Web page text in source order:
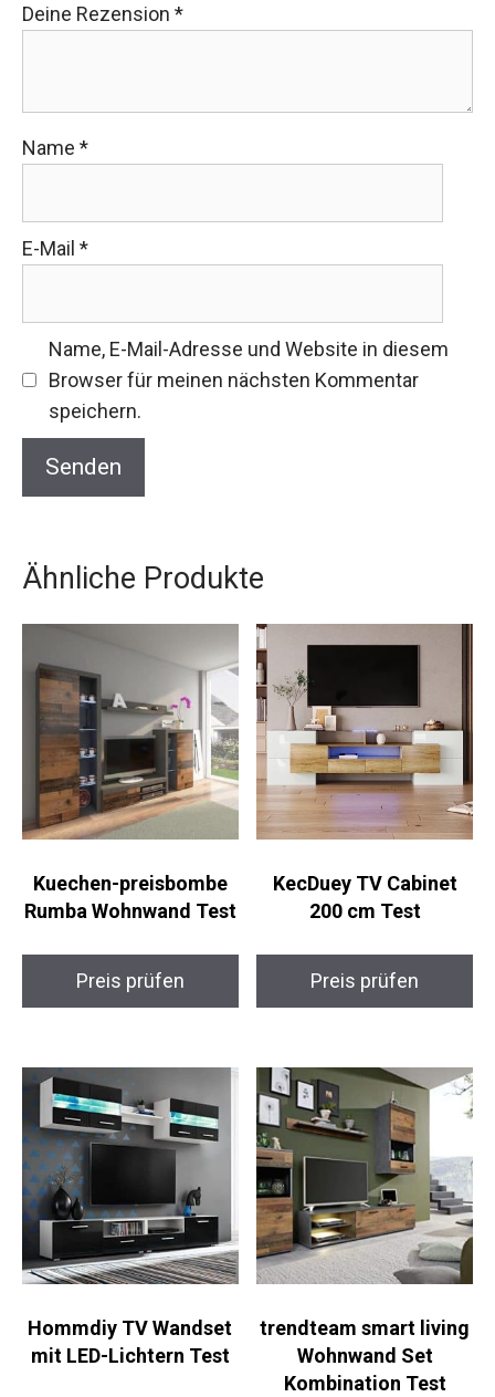
Deine Rezension *
Name *
E-Mail *
Name, E-Mail-Adresse und Website in diesem
Browser für meinen nächsten Kommentar
speichern.
Ähnliche Produkte
Kuechen-preisbombe
Rumba Wohnwand Test
Preis prüfen
KecDuey TV Cabinet
200 cm Test
Preis prüfen
Hommdiy TV Wandset
mit LED-Lichtern Test
trendteam smart living
Wohnwand Set
Kombination Test